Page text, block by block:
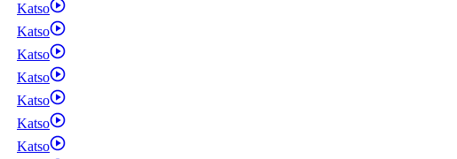
Katso
Katso
Katso
Katso
Katso
Katso
Katso